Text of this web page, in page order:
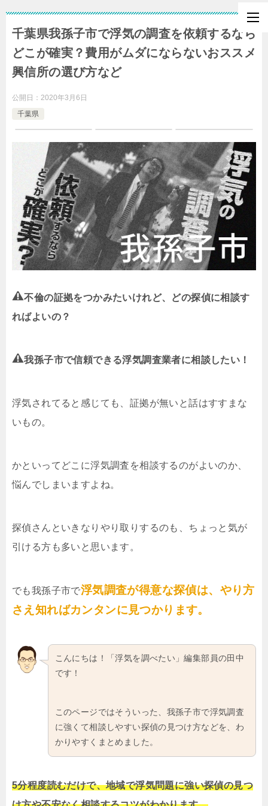
千葉県我孫子市で浮気の調査を依頼するなら
どこが確実？費用がムダにならないおススメ
興信所の選び方など
公開日： 2020年3月6日
千葉県
不倫の証拠をつかみたいけれど、どの探偵に相談す
ればよいの？
我孫子市で信頼できる浮気調査業者に相談したい！
浮気されてると感じても、証拠が無いと話はすすまな
いもの。
かといってどこに浮気調査を相談するのがよいのか、
悩んでしまいますよね。
探偵さんといきなりやり取りするのも、ちょっと気が
引ける方も多いと思います。
でも我孫子市で浮気調査が得意な探偵は、やり方
さえ知ればカンタンに見つかります。
こんにちは！「浮気を調べたい」編集部員の田中
です！
このページではそういった、我孫子市で浮気調査
に強くて相談しやすい探偵の見つけ方などを、わ
かりやすくまとめました。
5分程度読むだけで、地域で浮気問題に強い探偵の見つ